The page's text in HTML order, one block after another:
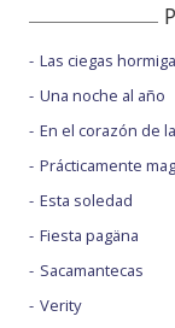
Las ciegas
Una noche al año
En el corazón de
Prácticamente
Esta soledad
Fiesta pagäna
Sacamantecas
Verity